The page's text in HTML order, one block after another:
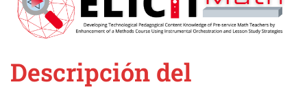
Descripción del